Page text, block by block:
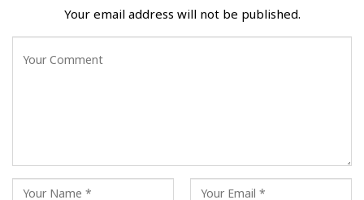
Your email address will not be published.